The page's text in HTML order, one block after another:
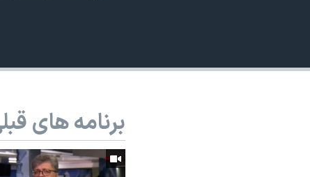
برنامه های